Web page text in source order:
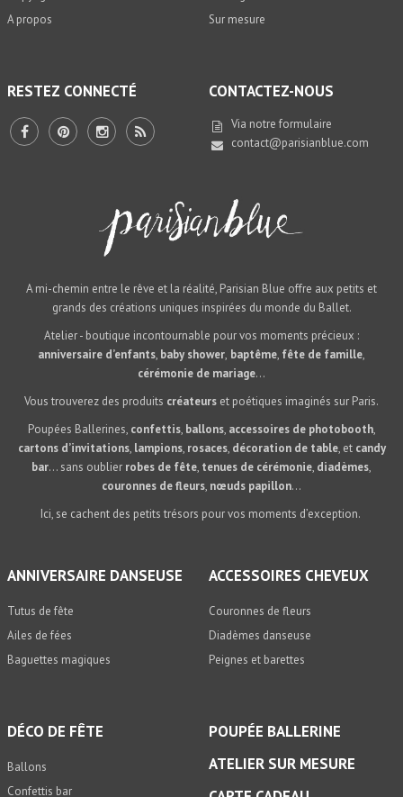
A propos
Sur mesure
RESTEZ CONNECTÉ CONTACTEZ-NOUS
Via notre formulaire
contact@parisianblue.com
A mi-chemin entre le rêve et la réalité, Parisian Blue offre aux petits et
grands des créations uniques inspirées du monde du Ballet.
Atelier - boutique incontournable pour vos moments précieux :
anniversaire d’enfants, baby shower, baptême, fête de famille,
cérémonie de mariage...
Vous trouverez des produits créateurs et poétiques imaginés sur Paris.
Poupées Ballerines, confettis, ballons, accessoires de photobooth,
cartons d’invitations, lampions, rosaces, décoration de table, et candy
bar… sans oublier robes de fête, tenues de cérémonie, diadèmes,
couronnes de fleurs, nœuds papillon…
Ici, se cachent des petits trésors pour vos moments d’exception.
ANNIVERSAIRE DANSEUSE
Tutus de fête
Ailes de fées
Baguettes magiques
ACCESSOIRES CHEVEUX
Couronnes de fleurs
Diadèmes danseuse
Peignes et barettes
DÉCO DE FÊTE
Ballons
Confettis bar
POUPÉE BALLERINE
ATELIER SUR MESURE